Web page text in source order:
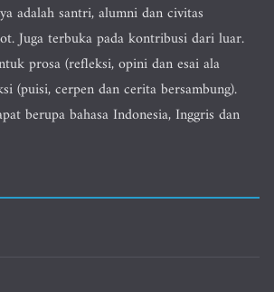
adalah santri, alumni dan civitas
Juga terbuka pada kontribusi dari luar.
prosa (refleksi, opini dan esai ala
(puisi, cerpen dan cerita bersambung).
berupa bahasa Indonesia, Inggris dan